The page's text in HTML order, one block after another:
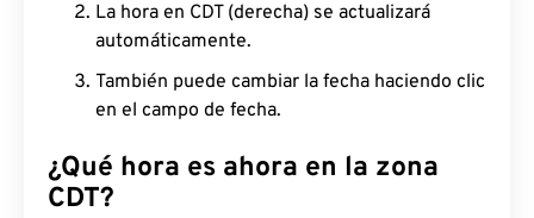
La hora en CDT (derecha) se actualizará
automáticamente.
También puede cambiar la fecha haciendo clic
en el campo de fecha.
¿Qué hora es ahora en la zona
CDT?